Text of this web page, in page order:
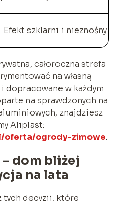
Efekt szklarni i nieznośny
całoroczna strefa
na własną
dopracowane w każdym
na sprawdzonych na
znajdziesz
Aliplast:
ogrody-zimowe.
dom bliżej
na lata
tych decyzji, które